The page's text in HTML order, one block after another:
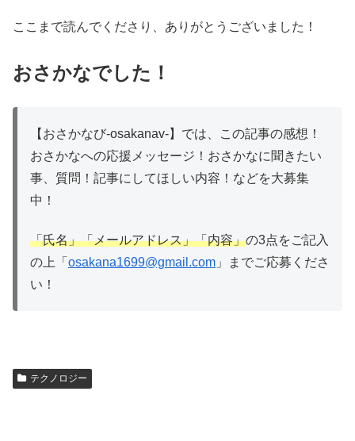
ここまで読んでくださり、ありがとうございました！
おさかなでした！
【おさかなび-osakanav-】では、この記事の感想！
おさかなへの応援メッセージ！おさかなに聞きたい
事、質問！記事にしてほしい内容！などを大募集
中！
「氏名」「メールアドレス」「内容」の3点をご記入
の上「 osakana1699@gmail.com 」までご応募くださ
い！
テクノロジー